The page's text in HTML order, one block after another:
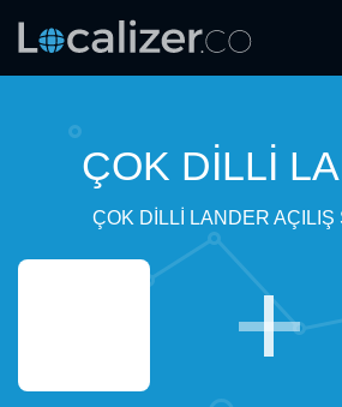
ÇOK DILLI
ÇOK DILLI LANDER AÇILIŞ